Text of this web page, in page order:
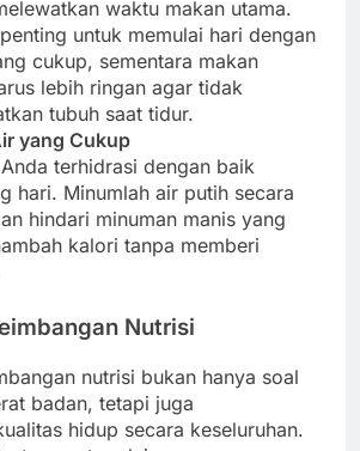
waktu makan utama.
untuk memulai hari dengan
cukup, sementara makan
lebih ringan agar tidak
tubuh saat tidur.
yang Cukup
terhidrasi dengan baik
hari. Minumlah air putih secara
hindari minuman manis yang
kalori tanpa memberi
Nutrisi
nutrisi bukan hanya soal
badan, tetapi juga
hidup secara keseluruhan.